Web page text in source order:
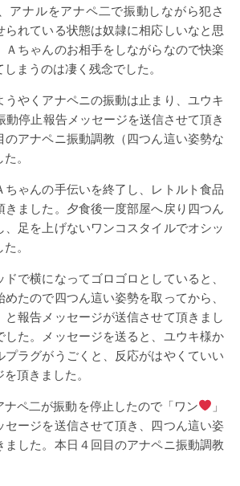
アナルをアナペ二で振動しながら犯さ
られている状態は奴隷に相応しいなと思
Ａちゃんのお相手をしながらなので快楽
まうのは凄く残念でした。
やくアナペニの振動は止まり、ユウキ
動停止報告メッセージを送信させて頂き
のアナペニ振動調教（四つん這い姿勢な
。
ゃんの手伝いを終了し、レトルト食品
きました。夕食後一度部屋へ戻り四つん
足を上げないワンコスタイルでオシッ
。
で横になってゴロゴロとしていると、
たので四つん這い姿勢を取ってから、
と報告メッセージが送信させて頂きまし
した。メッセージを送ると、ユウキ様か
プラグがうごくと、反応がはやくていい
頂きました。
ペ二が振動を停止したので「ワン
」
セージを送信させて頂き、四つん這い姿
ました。本日４回目のアナペニ振動調教